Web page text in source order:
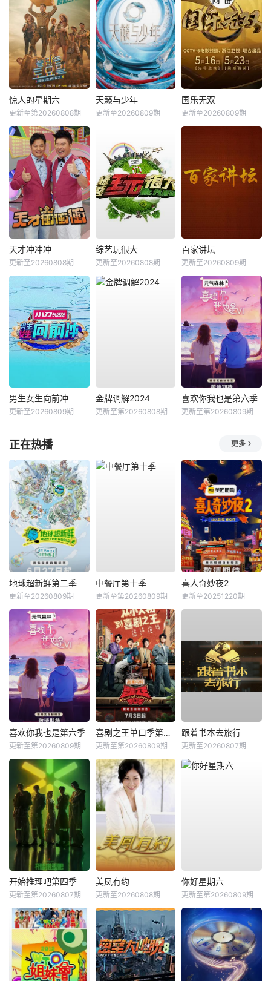
惊人的星期六
更新至第20260808期
天籁与少年
更新至20260809期
国乐无双
更新至20260809期
天才冲冲冲
更新至20260808期
综艺玩很大
更新至20260808期
百家讲坛
更新至20260809期
男生女生向前冲
更新至20260809期
金牌调解2024
更新至第20260808期
喜欢你我也是第六季
更新至第20260809期
正在热播 更多
地球超新鲜第二季
更新至20260809期
中餐厅第十季
更新至第20260809期
喜人奇妙夜2
更新至20251220期
喜欢你我也是第六季
更新至第20260809期
喜剧之王单口季第三季
更新至第20260809期
跟着书本去旅行
更新至20260807期
开始推理吧第四季
更新至第20260807期
美凤有约
更新至20260808期
你好星期六
更新至第20260809期